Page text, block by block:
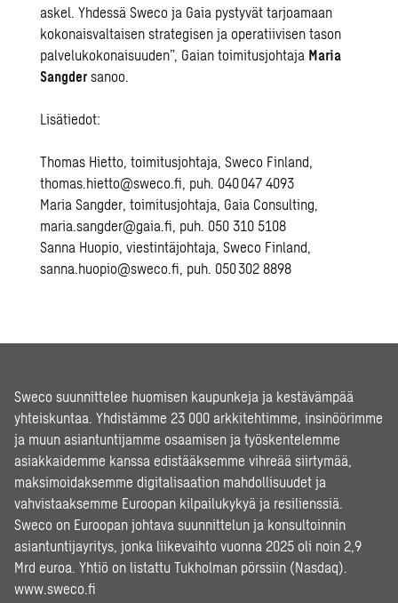
askel. Yhdessä Sweco ja Gaia pystyvät tarjoamaan
kokonaisvaltaisen strategisen ja operatiivisen tason
palvelukokonaisuuden”, Gaian toimitusjohtaja Maria
Sangder sanoo.
Lisätiedot:
Thomas Hietto, toimitusjohtaja, Sweco Finland,
thomas.hietto@sweco.fi, puh. 040 047 4093
Maria Sangder, toimitusjohtaja, Gaia Consulting,
maria.sangder@gaia.fi, puh. 050 310 5108
Sanna Huopio, viestintäjohtaja, Sweco Finland,
sanna.huopio@sweco.fi, puh. 050 302 8898
Sweco suunnittelee huomisen kaupunkeja ja kestävämpää
yhteiskuntaa. Yhdistämme 23 000 arkkitehtimme, insinöörimme
ja muun asiantuntijamme osaamisen ja työskentelemme
asiakkaidemme kanssa edistääksemme vihreää siirtymää,
maksimoidaksemme digitalisaation mahdollisuudet ja
vahvistaaksemme Euroopan kilpailukykyä ja resilienssiä.
Sweco on Euroopan johtava suunnittelun ja konsultoinnin
asiantuntijayritys, jonka liikevaihto vuonna 2025 oli noin 2,9
Mrd euroa. Yhtiö on listattu Tukholman pörssiin (Nasdaq).
www.sweco.fi